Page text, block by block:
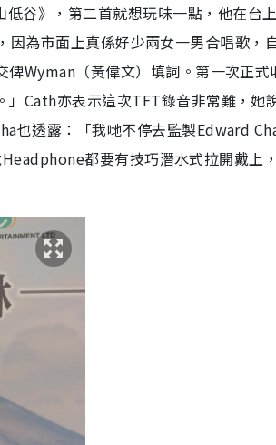
m
a
i
n
i
n
T
e
s
c
e
e
谷》，第二首就想玩味一點，他在台
為市面上真係好少兩女一男合唱歌，
Wyman（黃偉文）填詞。第一次正式
Cath亦表示這次TFT錄音非常難，她
也透露：「我哋不停去監製Edward
都要有技巧潛水式拉開戴上